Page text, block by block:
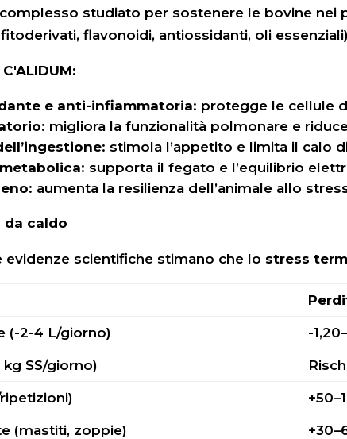
studiato per sostenere le bovine nei
flavonoidi, antiossidanti, oli
e anti-infiammatoria: protegge le cellule
: migliora la funzionalità polmonare e
: stimola l’appetito e limita il calo
: supporta il fegato e l’equilibrio
: aumenta la resilienza dell’animale allo
da caldo
evidenze scientifiche stimano che lo stress
(-2-4 L/giorno) -
SS/giorno)
(mastiti, zoppie)